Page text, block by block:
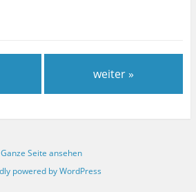
weiter »
Ganze Seite ansehen
powered by WordPress